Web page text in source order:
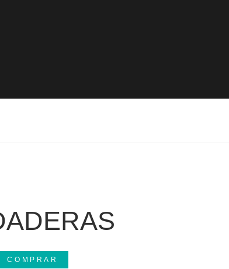
COMPRAR